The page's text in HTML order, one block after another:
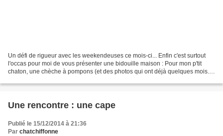
Un défi de rigueur avec les weekendeuses ce mois-ci... Enfin c'est surtout
l'occas pour moi de vous présenter une bidouille maison : Pour mon p'tit
chaton, une chèche à pompons (et des photos qui ont déjà quelques mois...)
Une rencontre : une cape
Publié le 15/12/2014 à 21:36
Par chatchiffonne